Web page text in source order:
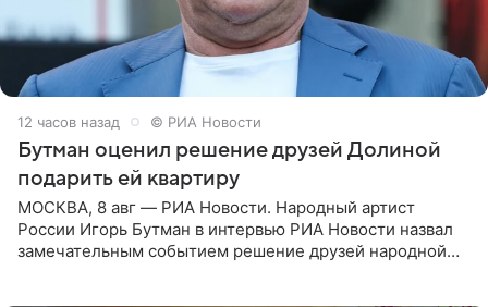
12 часов назад © РИА Новости
Бутман оценил решение друзей Долиной
подарить ей квартиру
МОСКВА, 8 авг — РИА Новости. Народный артист
России Игорь Бутман в интервью РИА Новости назвал
замечательным событием решение друзей народной